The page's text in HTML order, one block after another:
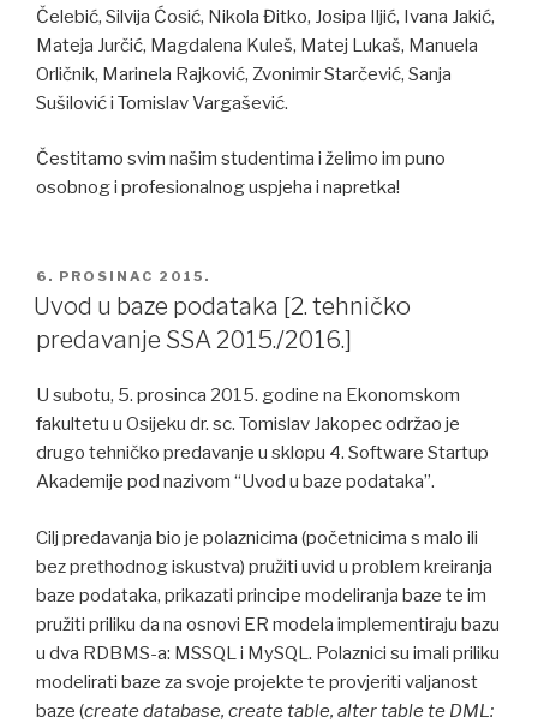
Čelebić, Silvija Ćosić, Nikola Đitko, Josipa Iljić, Ivana Jakić,
Mateja Jurčić, Magdalena Kuleš, Matej Lukaš, Manuela
Orličnik, Marinela Rajković, Zvonimir Starčević, Sanja
Sušilović i Tomislav Vargašević.
Čestitamo svim našim studentima i želimo im puno
osobnog i profesionalnog uspjeha i napretka!
POSTED
ON
6. PROSINAC 2015.
Uvod u baze podataka [2. tehničko
predavanje SSA 2015./2016.]
U subotu, 5. prosinca 2015. godine na Ekonomskom
fakultetu u Osijeku dr. sc. Tomislav Jakopec održao je
drugo tehničko predavanje u sklopu 4. Software Startup
Akademije pod nazivom “Uvod u baze podataka”.
Cilj predavanja bio je polaznicima (početnicima s malo ili
bez prethodnog iskustva) pružiti uvid u problem kreiranja
baze podataka, prikazati principe modeliranja baze te im
pružiti priliku da na osnovi ER modela implementiraju bazu
u dva RDBMS-a: MSSQL i MySQL. Polaznici su imali priliku
modelirati baze za svoje projekte te provjeriti valjanost
baze (create database, create table, alter table te DML: